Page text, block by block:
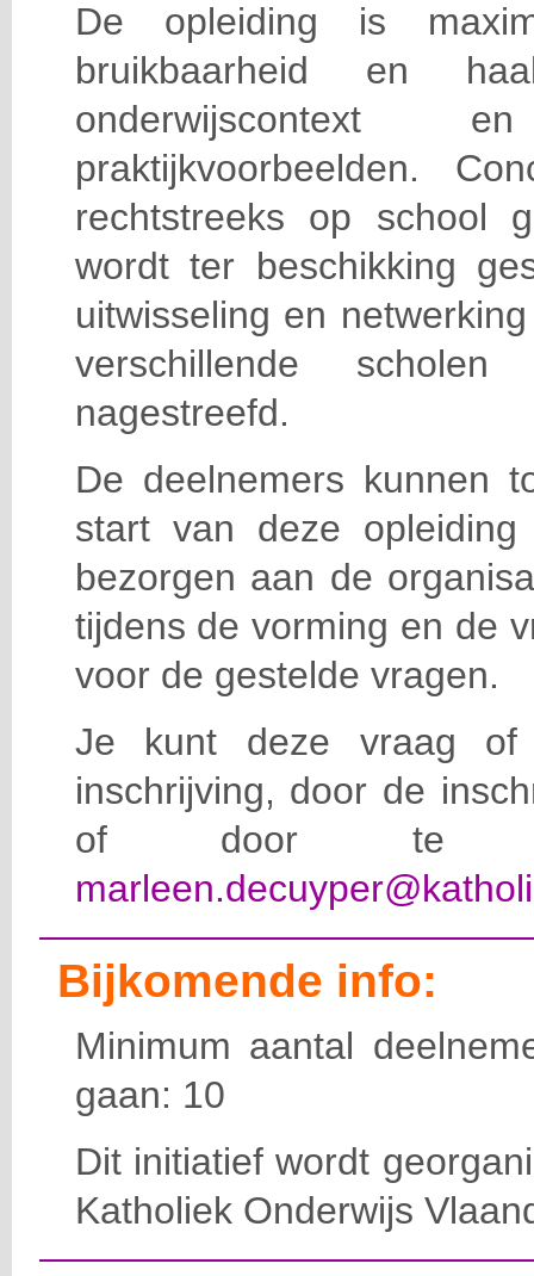
De opleiding is
bruikbaarheid en
praktijkvoorbeelden.
rechtstreeks op school
wordt ter beschikking
uitwisseling en
verschillende scholen
nagestreefd.
De deelnemers kunnen
start van deze
bezorgen aan de
tijdens de vorming en de
voor de gestelde vragen.
Je kunt deze vraag of
inschrijving, door de
of door te e-
Bijkomende info:
Minimum aantal
gaan: 10
Dit initiatief wordt
Katholiek Onderwijs